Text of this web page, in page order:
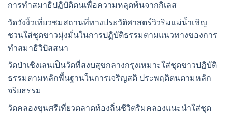
การทำสมาธิปฏิบัติตนเพื่อความหลุดพ้นจากกิเลส
วัดวังงิ้วเที่ยวชมสถานที่ทางประวัติศาสตร์วิวริมแม่น้ำเชิญ
ชวนใส่ชุดขาวมุ่งมั่นในการปฏิบัติธรรมตามแนวทางของการ
ทำสมาธิวิปัสสนา
วัดป่าเชิงเลนเป็นวัดที่สงบสุขกลางกรุงเหมาะใส่ชุดขาวปฏิบัติ
ธรรมตามหลักพื้นฐานในการเจริญสติ ประพฤติตนตามหลัก
จริยธรรม
วัดคลองขุนศรีเที่ยวตลาดท้องถิ่นชีวิตริมคลองแนะนำใส่ชุด